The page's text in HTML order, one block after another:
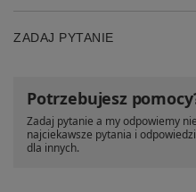
ZADAJ PYTANIE
Potrzebujesz
Zadaj pytanie a my odpowiemy
najciekawsze pytania i
dla innych.